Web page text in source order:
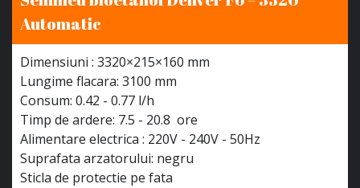
Automatic
Dimensiuni : 3320×215×160 mm
Lungime flacara: 3100 mm
Consum: 0.42 - 0.77 l/h
Timp de ardere: 7.5 - 20.8 ore
Alimentare electrica : 220V - 240V - 50Hz
Suprafata arzatorului: negru
Sticla de protectie pe fata